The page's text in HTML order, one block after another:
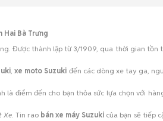
Hai Bà Trưng
Được thành lập từ 3/1909, qua thời gian tồn
,xe moto Suzuki đến các dòng xe tay ga,
là điểm đến cho bạn thỏa sức lựa chọn với
Xe. Tin rao bán xe máy Suzuki của bạn sẽ tiếp